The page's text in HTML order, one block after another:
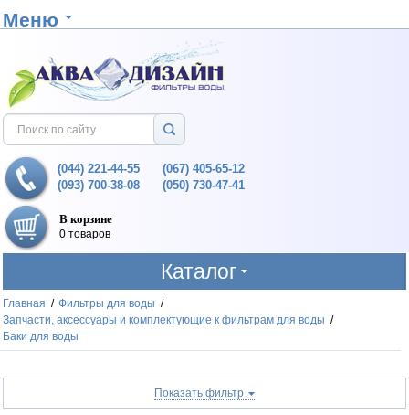
Меню
(044) 221-44-55
(093) 700-38-08
(067) 405-65-12
(050) 730-47-41
В корзине
0 товаров
Каталог
Главная / Фильтры для воды /
Запчасти, аксессуары и комплектующие к фильтрам для воды /
Баки для воды
Показать фильтр